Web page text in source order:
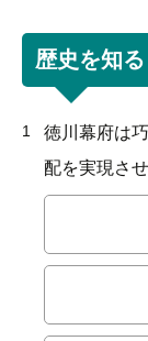
歴史を知る
1
徳川幕府は
配を実現さ